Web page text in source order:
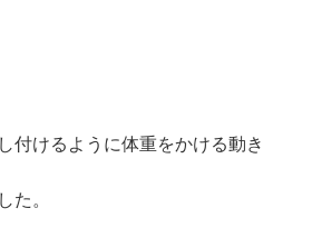
付けるように体重をかける動き
た。